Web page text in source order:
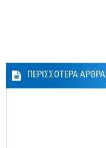
ΠΕΡΙΣΣΟΤΕΡΑ ΑΡΘΡΑ